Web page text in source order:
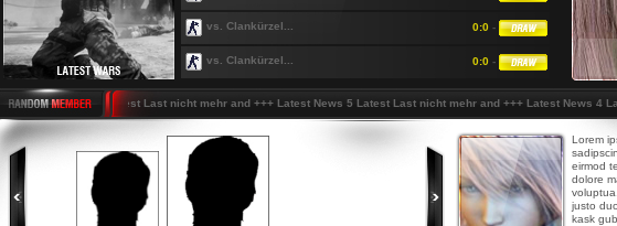
vs. Clankürzel... 0:0-
vs. Clankürzel... 0:0-
Latest News 6 Latest Last nicht mehr and+++ Latest News 5 Latest Last nicht mehr and+++ Latest News 4
Lorem
eirmod
dolore
justo
kask